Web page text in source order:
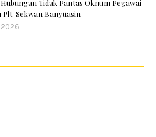
Tidak Pantas Oknum Pegawai
Plt. Sekwan Banyuasin
2026